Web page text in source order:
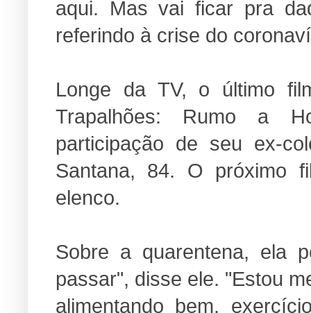
aqui. Mas vai ficar pra
referindo à crise do
Longe da TV, o último
Trapalhões: Rumo a
participação de seu ex-
Santana, 84. O próximo
elenco.
Sobre a quarentena, ela
passar", disse ele. "Estou
alimentando bem,